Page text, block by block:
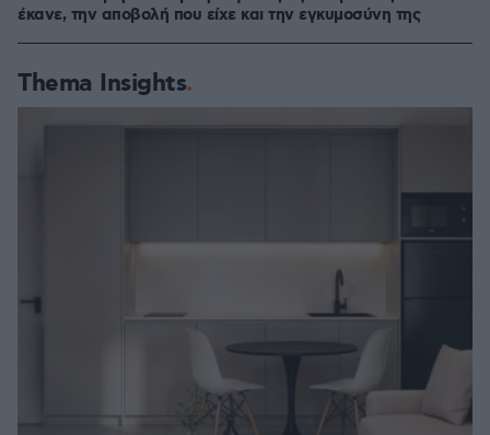
έκανε, την αποβολή που είχε και την εγκυμοσύνη της
Thema Insights